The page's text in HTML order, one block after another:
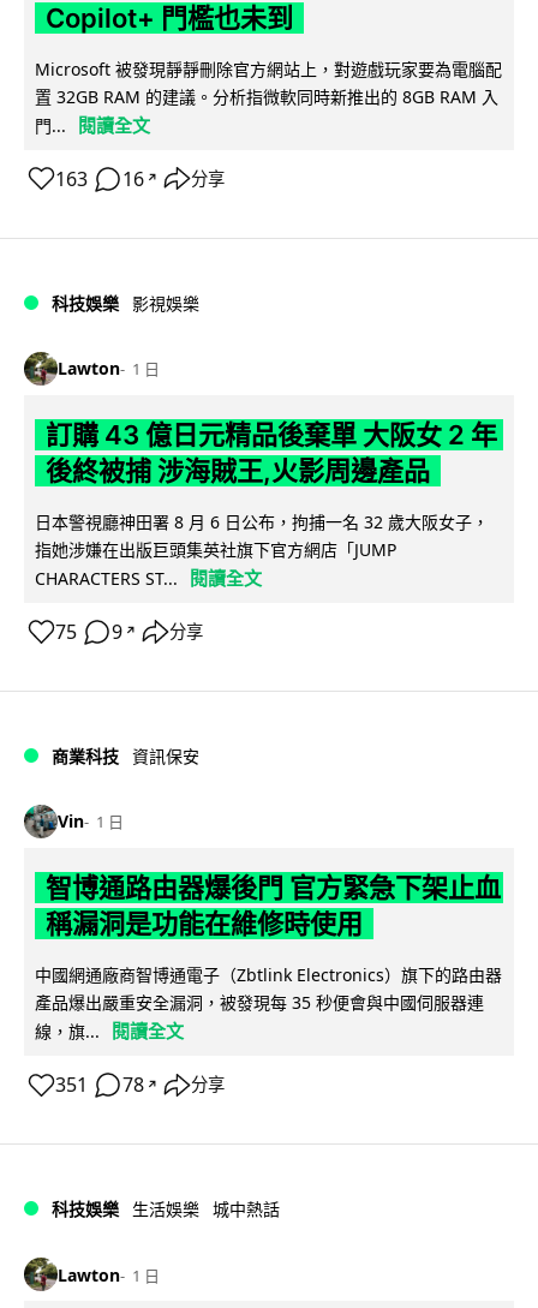
Copilot+ 門檻也未到
Microsoft 被發現靜靜刪除官方網站上，對遊戲玩家要為電腦配
置 32GB RAM 的建議。分析指微軟同時新推出的 8GB RAM 入
門...
閱讀全文
163 16 ↗ 分享
科技娛樂 影視娛樂
Lawton 1 日
訂購 43 億日元精品後棄單 大阪女 2 年
後終被捕 涉海賊王,火影周邊產品
日本警視廳神田署 8 月 6 日公布，拘捕一名 32 歲大阪女子，
指她涉嫌在出版巨頭集英社旗下官方網店「JUMP
CHARACTERS ST...
閱讀全文
75 9 ↗ 分享
商業科技 資訊保安
Vin 1 日
智博通路由器爆後門 官方緊急下架止血
稱漏洞是功能在維修時使用
中國網通廠商智博通電子（Zbtlink Electronics）旗下的路由器
產品爆出嚴重安全漏洞，被發現每 35 秒便會與中國伺服器連
線，旗...
閱讀全文
351 78 ↗ 分享
科技娛樂 生活娛樂 城中熱話
Lawton 1 日